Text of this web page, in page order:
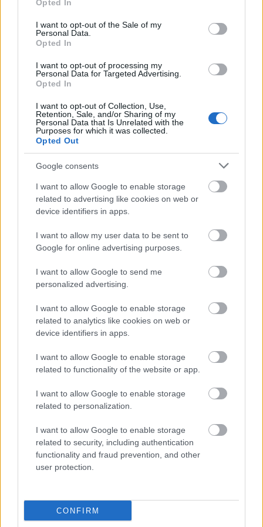
use your data for below specified purposes in below Google
consent section.
Opted In
I want to opt-out of the Sale of my
Personal Data.
Opted In
I want to opt-out of processing my
Personal Data for Targeted Advertising.
Opted In
I want to opt-out of Collection, Use,
Retention, Sale, and/or Sharing of my
Personal Data that Is Unrelated with the
Purposes for which it was collected.
Opted Out
Google consents
I want to allow Google to enable storage
related to advertising like cookies on web or
device identifiers in apps.
I want to allow my user data to be sent to
Google for online advertising purposes.
I want to allow Google to send me
personalized advertising.
I want to allow Google to enable storage
related to analytics like cookies on web or
device identifiers in apps.
I want to allow Google to enable storage
related to functionality of the website or app.
I want to allow Google to enable storage
related to personalization.
I want to allow Google to enable storage
related to security, including authentication
functionality and fraud prevention, and other
user protection.
CONFIRM
György, Béldi Béla, Nyisztor Zoltán, Nyíregyházi Pál,
Fáy István, Kátó László, Frey András, Nagy György,
Illés Endre, Rónai Zoltán, Vajda Albert, Polgár Tibor,
Szathmáry Lajosés mások, akik már nincsenek
közöttünk. Az élők közül:Habsburg Ottó, Ruttkay
János, Fercsey János, Csiby Éva, Gaal Csaba, Kiss
Zoltán, Kurucz László, Haas György, Martin János,
Drágán József, Révffy László, Szabó Imre, Tatár
Etelka, Szőke Klára
kommentárokat.
Jó társaságba keveredtem csak azt sajnálom, hogy
az időnk lejárt, és
továbbá, hogy Chicago
magyarságának 100 év után nem lesz hetilapja, bár
működő két-két hetilap közül valamelyik betölti
majd az űrt, és városunk magyar előfizetői, olvasói
és üzletemberei, hirdetői nem maradnak hetente
jelentkező újság nélkül.
Amióta híre kelt az újság megszűnésének
minduntalan hívnak az előfizetők és olvasók, akik
azután érdeklődnek, hogy vajon lesz-e folytatás.
Jelenleg azt kell mondanom, hogy nem, habár itt
hozzá kell azt is tennem, hogy jómagam feltétlenül
folytatom a Chicagó krónikák írását, csak megfelelő
helyet kell találnom cikkeimnek. Magyarországon a
kéthavonként megjelenő American Hungarian
Panorama világmagazin bizonyára továbbra is közli
írásaimat, az Interneten keresztül pedig a Magyar
Színházi Portál a színházi beszámolókat.
Amerikai Magyar Újság című havilap a biztos pont,
amely a Kékújság keresztény, konzervatív